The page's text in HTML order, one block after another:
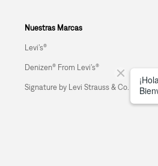
Nuestras Marcas
Levi’s®
Denizen® From Levi’s®
Signature by Levi Strauss & Co.